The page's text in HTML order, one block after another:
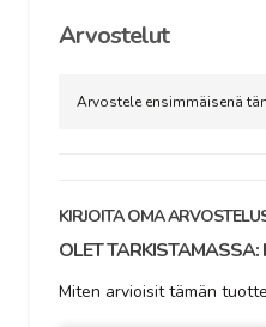
Arvostelut
Arvostele ensimmäisenä
KIRJOITA OMA
OLET TARKISTAMASSA:
Miten arvioisit tämän